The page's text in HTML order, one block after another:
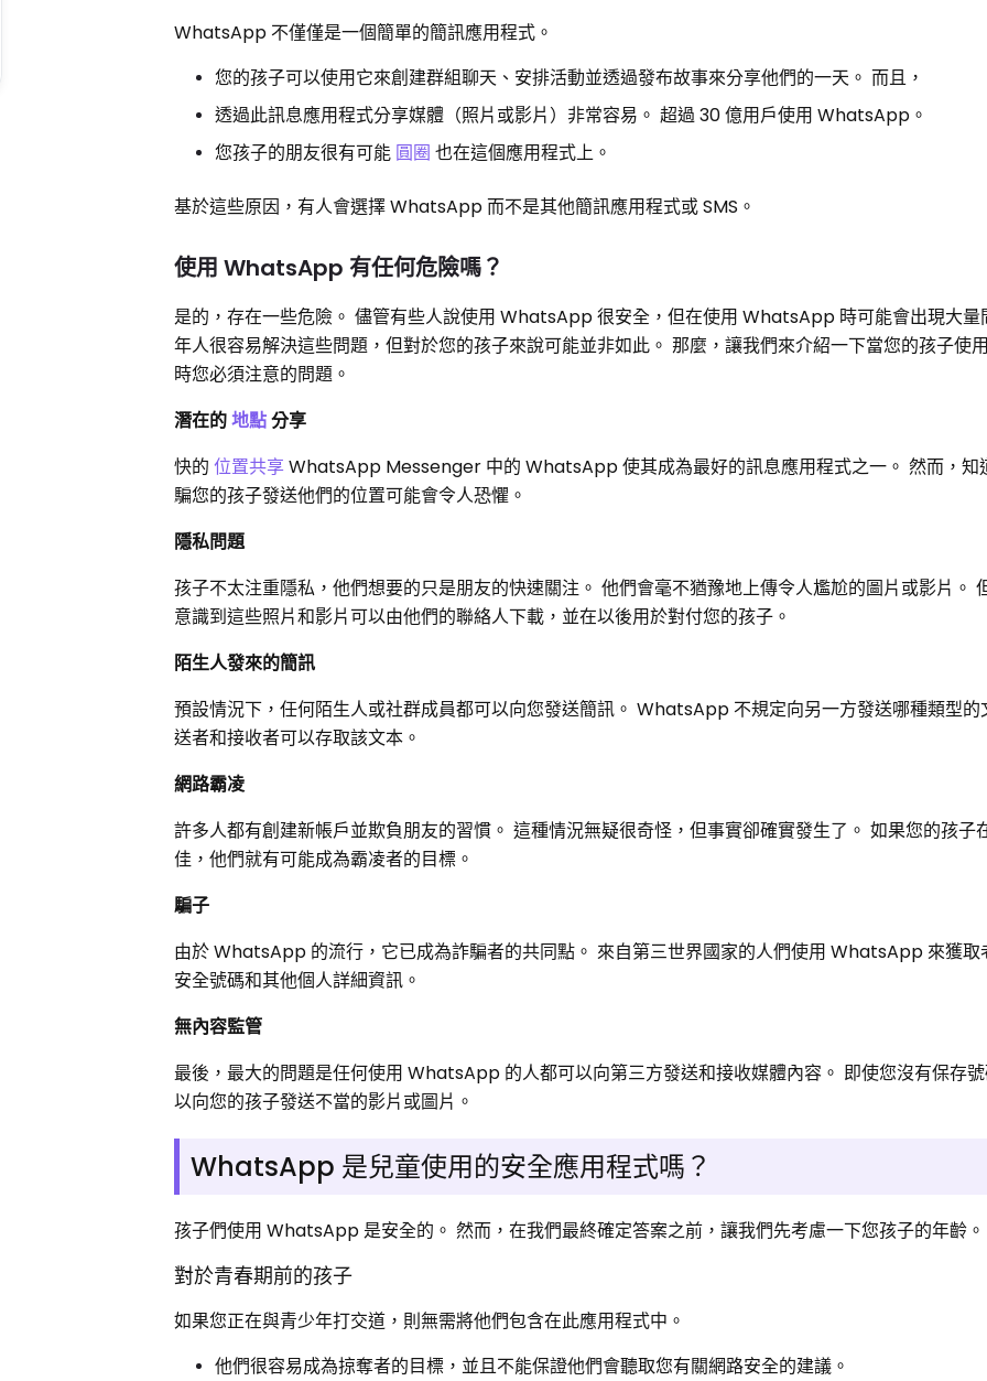
WhatsApp 不僅僅是一個簡單的簡訊應用程式。
您的孩子可以使用它來創建群組聊天、安排活動並透過發布故事來分享他們的一天。 而且，
透過此訊息應用程式分享媒體（照片或影片）非常容易。 超過 30 億用戶使用 WhatsApp。
您孩子的朋友很有可能 圓圈 也在這個應用程式上。
基於這些原因，有人會選擇 WhatsApp 而不是其他簡訊應用程式或 SMS。
使用 WhatsApp 有任何危險嗎？
是的，存在一些危險。 儘管有些人說使用 WhatsApp 很安全，但在使用 WhatsApp 時可能會出現大量
年人很容易解決這些問題，但對於您的孩子來說可能並非如此。 那麼，讓我們來介紹一下當您的孩子
時您必須注意的問題。
潛在的地點分享
快的位置共享WhatsApp Messenger 中的 WhatsApp 使其成為最好的訊息應用程式之一。 然而，知
騙您的孩子發送他們的位置可能會令人恐懼。
隱私問題
孩子不太注重隱私，他們想要的只是朋友的快速關注。 他們會毫不猶豫地上傳令人尷尬的圖片或影片。
意識到這些照片和影片可以由他們的聯絡人下載，並在以後用於對付您的孩子。
陌生人發來的簡訊
預設情況下，任何陌生人或社群成員都可以向您發送簡訊。 WhatsApp 不規定向另一方發送哪種類型的
送者和接收者可以存取該文本。
網路霸凌
許多人都有創建新帳戶並欺負朋友的習慣。 這種情況無疑很奇怪，但事實卻確實發生了。 如果您的孩子
佳，他們就有可能成為霸凌者的目標。
騙子
由於 WhatsApp 的流行，它已成為詐騙者的共同點。 來自第三世界國家的人們使用 WhatsApp 來獲取
安全號碼和其他個人詳細資訊。
無內容監管
最後，最大的問題是任何使用 WhatsApp 的人都可以向第三方發送和接收媒體內容。 即使您沒有保存
以向您的孩子發送不當的影片或圖片。
WhatsApp 是兒童使用的安全應用程式嗎？
孩子們使用 WhatsApp 是安全的。 然而，在我們最終確定答案之前，讓我們先考慮一下您孩子的年齡。
對於青春期前的孩子
如果您正在與青少年打交道，則無需將他們包含在此應用程式中。
他們很容易成為掠奪者的目標，並且不能保證他們會聽取您有關網路安全的建議。